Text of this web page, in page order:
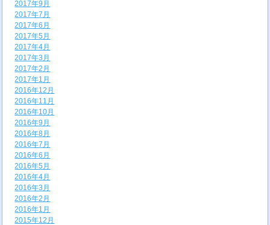
2017年9月
2017年7月
2017年6月
2017年5月
2017年4月
2017年3月
2017年2月
2017年1月
2016年12月
2016年11月
2016年10月
2016年9月
2016年8月
2016年7月
2016年6月
2016年5月
2016年4月
2016年3月
2016年2月
2016年1月
2015年12月